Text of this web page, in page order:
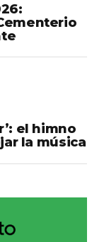
el himno
la música